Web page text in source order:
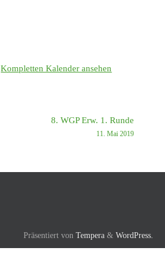
Kompletten Kalender ansehen
8. WGP Erw. 1. Runde
11. Mai 2019
Präsentiert von Tempera & WordPress.